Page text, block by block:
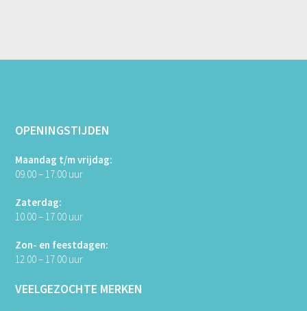
OPENINGSTIJDEN
Maandag t/m vrijdag:
09.00 – 17.00 uur
Zaterdag:
10.00 – 17.00 uur
Zon- en feestdagen:
12.00 – 17.00 uur
VEELGEZOCHTE MERKEN